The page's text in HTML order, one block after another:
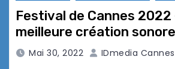
Festival de Cannes 2022
meilleure création sonore
Mai 30, 2022 IDmedia Cannes